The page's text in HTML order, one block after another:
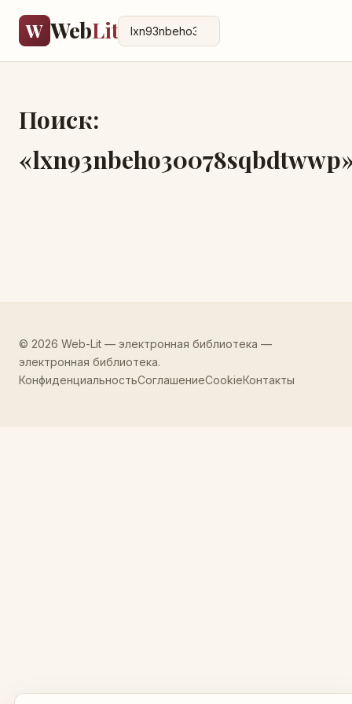
W WebLit
Поиск:
© 2026 Web-Lit — электронная библиотека —
электронная библиотека.
КонфиденциальностьСоглашениеCookieКонтакты